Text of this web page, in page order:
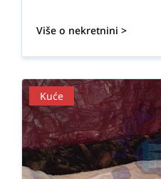
Više o nekretnini >
Kuće